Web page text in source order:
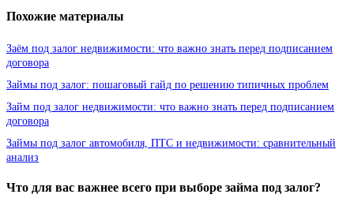
Похожие материалы
Заём под залог недвижимости: что важно знать перед подписанием
договора
Займы под залог: пошаговый гайд по решению типичных проблем
Займ под залог недвижимости: что важно знать перед подписанием
договора
Займы под залог автомобиля, ПТС и недвижимости: сравнительный
анализ
Что для вас важнее всего при выборе займа под залог?